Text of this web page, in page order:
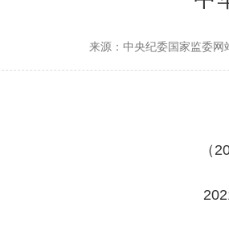
来源：中央纪委国家监委
（